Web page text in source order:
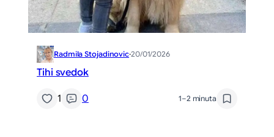
Radmila Stojadinovic·20/01/2026
Tihi svedok
1 0 1–2 minuta